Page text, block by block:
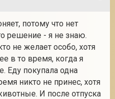
потому что нет
решение - я не знаю.
не желает особо, хотя
в то время, когда я
Еду покупала одна
никто не принес, хотя
И после отпуска